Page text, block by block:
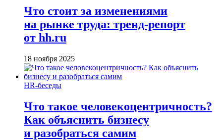
Что стоит за изменениями
на рынке труда: тренд-репорт
от hh.ru
18 ноября 2025
HR-беседы
Что такое человеко­центричность?
Как объяснить бизнесу
и разобраться самим